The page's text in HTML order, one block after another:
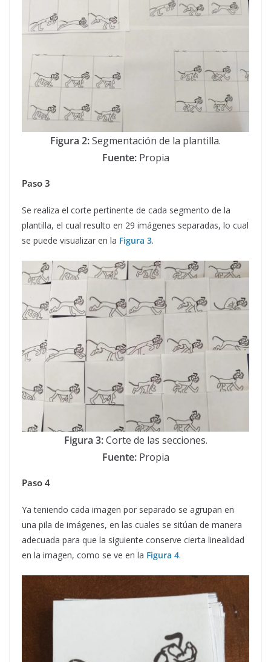
Figura 2:Segmentación de la plantilla.
Fuente:Propia
Paso 3
Se realiza el corte pertinente de cada segmento de la
plantilla, el cual resulto en 29 imágenes separadas, lo cual
se puede visualizar en la Figura 3.
Figura 3:Corte de las secciones.
Fuente: Propia
Paso 4
Ya teniendo cada imagen por separado se agrupan en
una pila de imágenes, en las cuales se sitúan de manera
adecuada para que la siguiente conserve cierta linealidad
en la imagen, como se ve en la Figura 4.